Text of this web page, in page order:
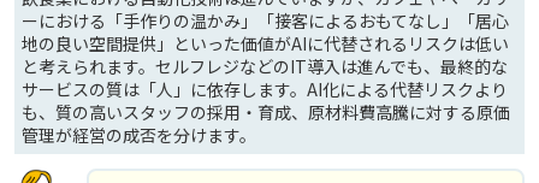
ーにおける「手作りの温かみ」「接客によるおもてなし」「居心
地の良い空間提供」といった価値がAIに代替されるリスクは低い
と考えられます。セルフレジなどのIT導入は進んでも、最終的な
サービスの質は「人」に依存します。AI化による代替リスクより
も、質の高いスタッフの採用・育成、原材料費高騰に対する原価
管理が経営の成否を分けます。